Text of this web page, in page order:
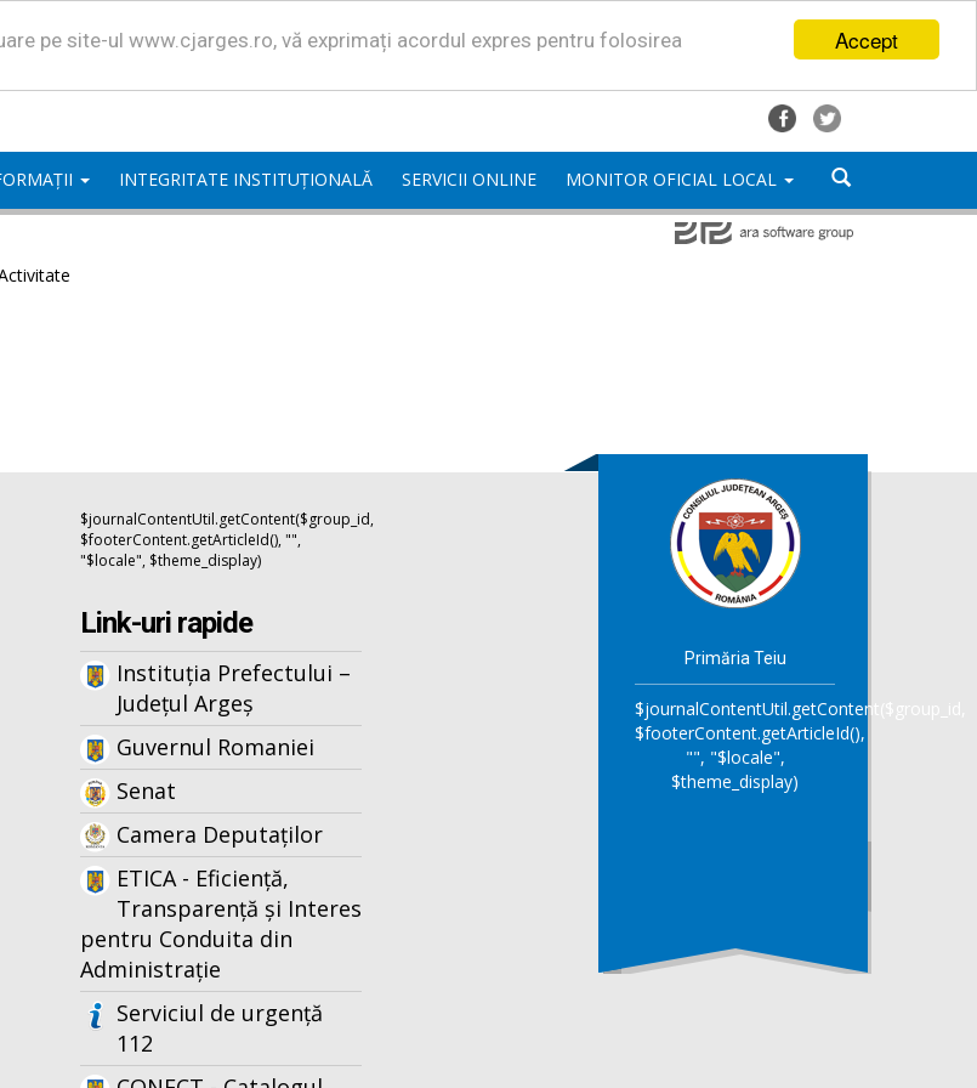
Accept
pe site-ul www.cjarges.ro, vă exprimați acordul expres pentru folosirea
INTEGRITATE INSTITUȚIONALĂ SERVICII ONLINE MONITOR OFICIAL LOCAL
$journalContentUtil.getContent($group_id,
$footerContent.getArticleId(), "",
"$locale", $theme_display)
Link-uri rapide
Instituția Prefectului –
Județul Argeș
Guvernul Romaniei
Senat
Camera Deputaților
ETICA - Eficiență,
Transparență și Interes
pentru Conduita din
Administrație
Serviciul de urgență
112
Primăria Teiu
$journalContentUtil.getContent($group_id,
$footerContent.getArticleId(),
"", "$locale",
$theme_display)